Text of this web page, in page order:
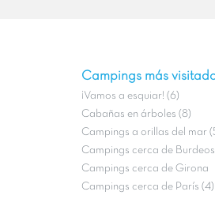
Campings más
¡Vamos a esquiar! (6)
Cabañas en árboles (8)
Campings a orillas del mar
Campings cerca de
Campings cerca de Girona
Campings cerca de París (4)